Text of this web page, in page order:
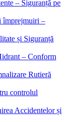
– Siguranță pe
împrejmuiri –
și Siguranță
– Conform
Rutieră
controlul
Accidentelor și